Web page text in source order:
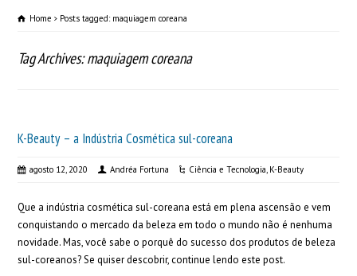
Home Posts tagged: maquiagem coreana
Tag Archives: maquiagem coreana
K-Beauty – a Indústria Cosmética sul-coreana
agosto 12, 2020 Andréa Fortuna Ciência e Tecnologia, K-Beauty
Que a indústria cosmética sul-coreana está em plena ascensão e vem
conquistando o mercado da beleza em todo o mundo não é nenhuma
novidade. Mas, você sabe o porquê do sucesso dos produtos de beleza
sul-coreanos? Se quiser descobrir, continue lendo este post.